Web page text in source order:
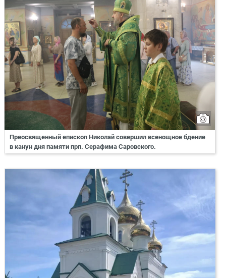
Преосвященный епископ Николай совершил всенощное бдение
в канун дня памяти прп. Серафима Саровского.